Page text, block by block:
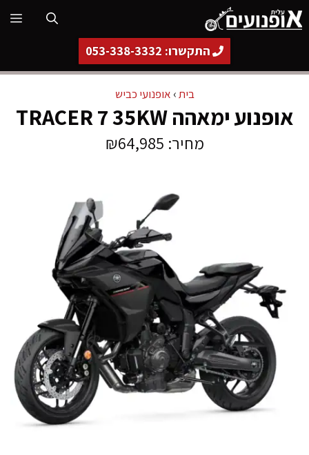
לדלג
לתוכן
התקשרו: 053-338-3332
בית› אופנועי כביש
אופנוע ימאהה TRACER 7 35KW
מחיר: ₪64,985